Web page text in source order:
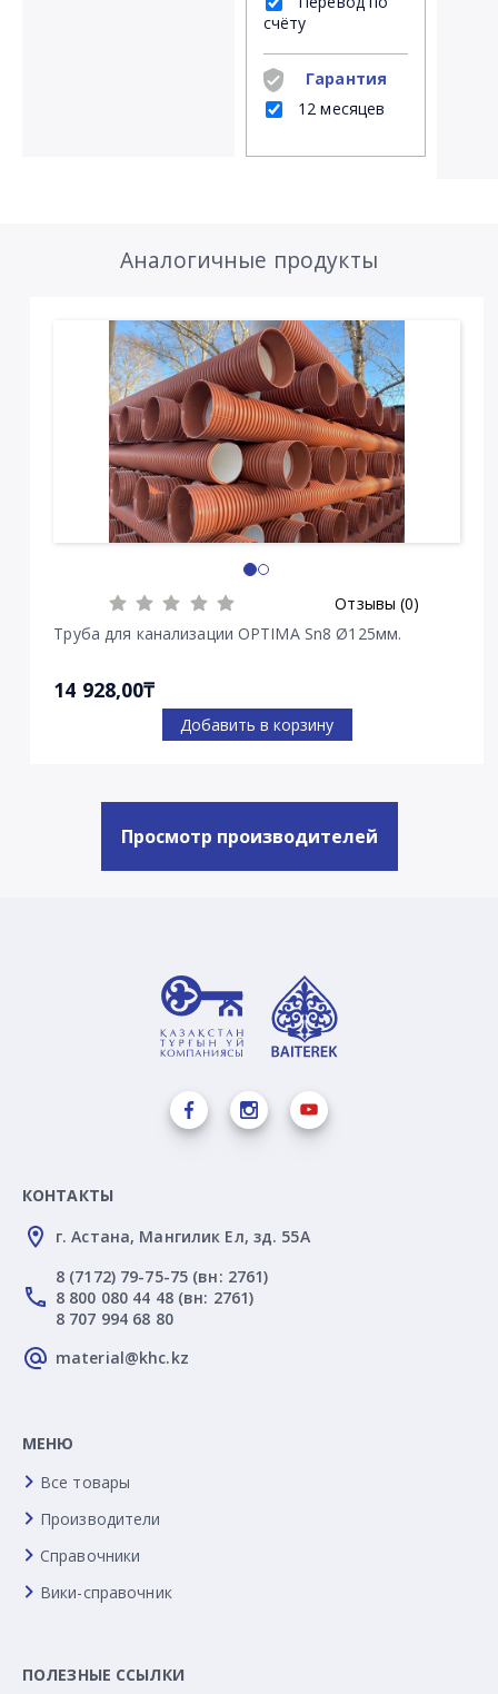
счёту
Гарантия
12 месяцев
Аналогичные продукты
Отзывы (0)
Труба для канализации OPTIMA Sn8 Ø125мм.
14 928,00₸
Добавить в корзину
Просмотр производителей
КОНТАКТЫ
г. Астана, Мангилик Ел, зд. 55А
8 (7172) 79-75-75 (вн: 2761)
8 800 080 44 48 (вн: 2761)
8 707 994 68 80
material@khc.kz
МЕНЮ
Все товары
Производители
Справочники
Вики-справочник
ПОЛЕЗНЫЕ ССЫЛКИ